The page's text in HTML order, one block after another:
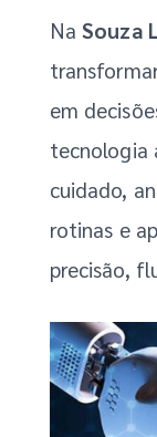
NaSouza
em
tecnologia
cuidado,
rotinas e
precisão,